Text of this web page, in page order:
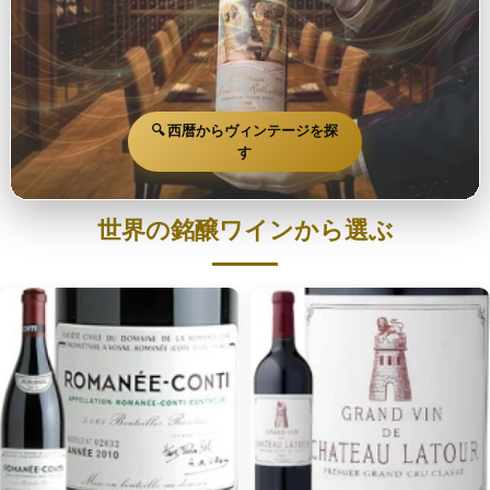
🔍 西暦からヴィンテージを探
す
世界の銘醸ワインから選ぶ